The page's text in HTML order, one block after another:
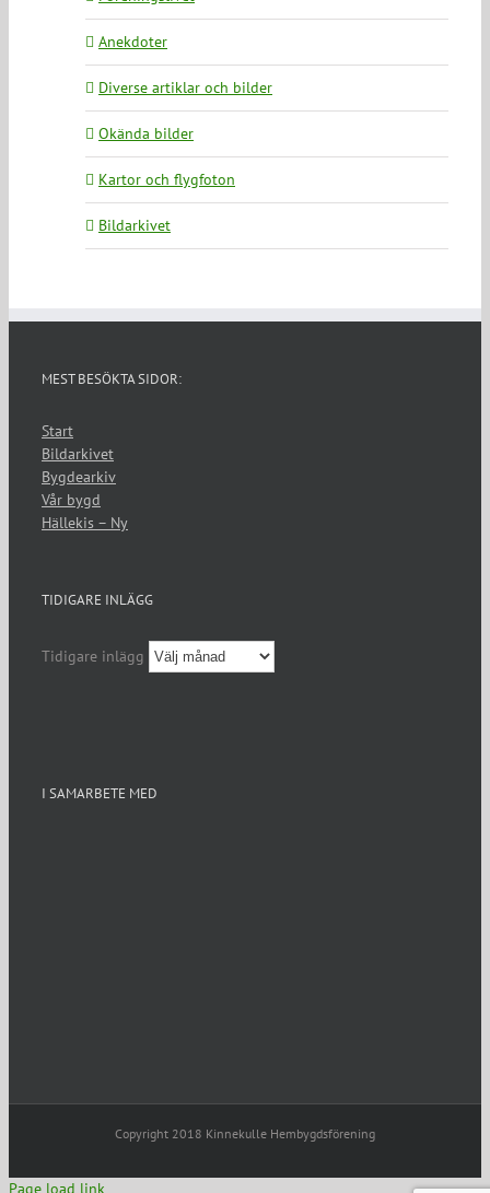
Anekdoter
Diverse artiklar och bilder
Okända bilder
Kartor och flygfoton
Bildarkivet
MEST BESÖKTA SIDOR:
Start
Bildarkivet
Bygdearkiv
Vår bygd
Hällekis – Ny
TIDIGARE INLÄGG
Tidigare inlägg
I SAMARBETE MED
Copyright 2018 Kinnekulle Hembygdsförening
Page load link